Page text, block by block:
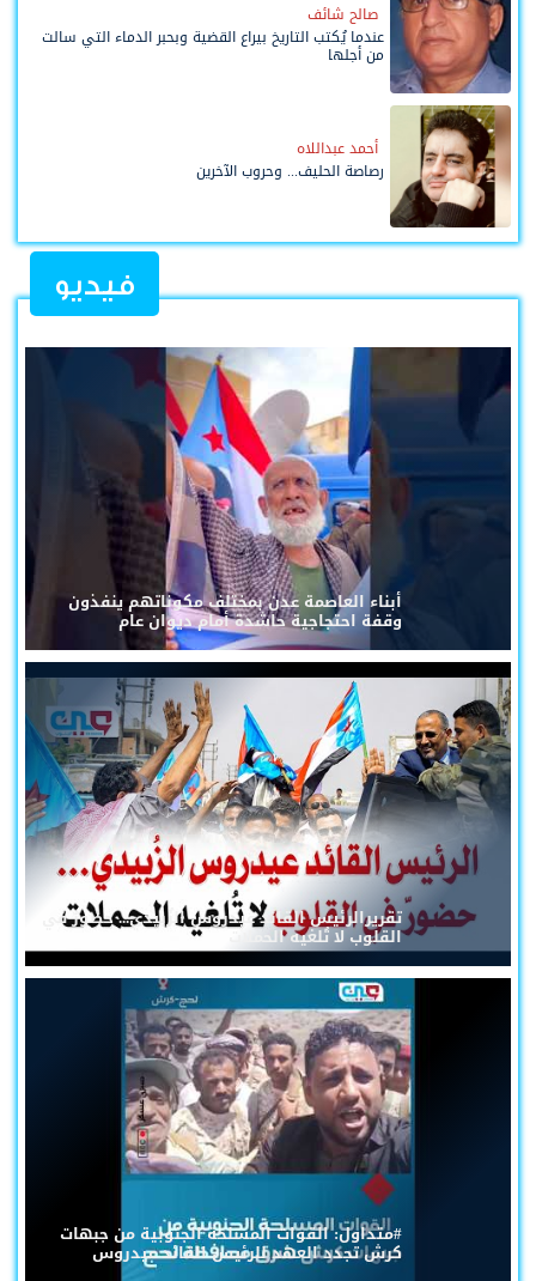
صالح شائف
عندما يُكتب التاريخ بيراع القضية وبحبر الدماء التي سالت
من أجلها
أحمد عبداللاه
رصاصة الحليف... وحروب الآخرين
فيديو
أبناء العاصمة عدن بمختلف مكوناتهم ينفذون
وقفة احتجاجية حاشدة أمام ديوان عام
تقريرالرئيس القائد عيدروس الزُبيدي... حضورٌ في
القلوب لا تُلغيه الحملات
#متداول: القوات المسلحة الجنوبية من جبهات
كرش تجدد العهد للرئيس القائد عيدروس